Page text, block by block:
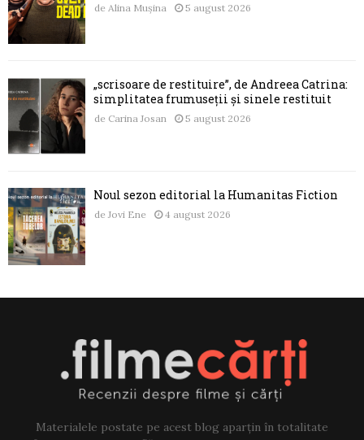
de Alina Mușina 5 august 2026
„scrisoare de restituire”, de Andreea Catrina:
simplitatea frumuseții și sinele restituit
de Carina Josan 5 august 2026
Noul sezon editorial la Humanitas Fiction
de Jovi Ene 4 august 2026
Materialele postate pe acest blog aparțin în totalitate